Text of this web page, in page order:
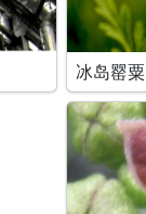
冰岛罂粟